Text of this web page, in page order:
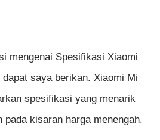
mengenai Spesifikasi Xiaomi
dapat saya berikan. Xiaomi Mi
spesifikasi yang menarik
kisaran harga menengah.